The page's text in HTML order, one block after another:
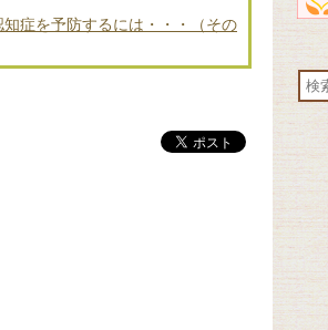
症を予防するには・・・（その